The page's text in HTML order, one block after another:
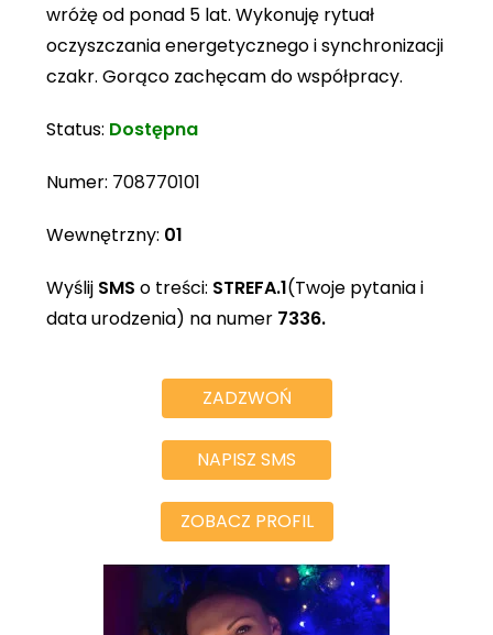
wróżę od ponad 5 lat. Wykonuję rytuał
oczyszczania energetycznego i synchronizacji
czakr. Gorąco zachęcam do współpracy.
Status: Dostępna
Numer: 708770101
Wewnętrzny: 01
Wyślij SMS o treści: STREFA.1(Twoje pytania i
data urodzenia) na numer 7336.
ZADZWOŃ
NAPISZ SMS
ZOBACZ PROFIL